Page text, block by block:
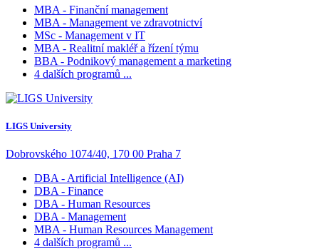
MBA - Finanční management
MBA - Management ve zdravotnictví
MSc - Management v IT
MBA - Realitní makléř a řízení týmu
BBA - Podnikový management a marketing
4 dalších programů ...
LIGS University
Dobrovského 1074/40, 170 00 Praha 7
DBA - Artificial Intelligence (AI)
DBA - Finance
DBA - Human Resources
DBA - Management
MBA - Human Resources Management
4 dalších programů ...